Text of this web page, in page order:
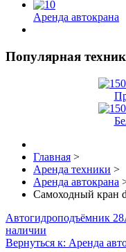
Аренда автокрана
Популярная
Главная >
Аренда техники >
Аренда автокрана
Самоходный кран
Автогидроподъёмник 28
наличии
Вернуться к: Аренда